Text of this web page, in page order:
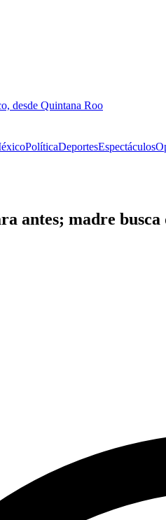
desde Quintana Roo
PolíticaDeportesEspectáculos
antes; madre busca